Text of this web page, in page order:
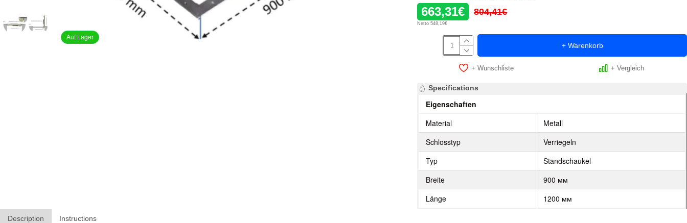
Auf Lager
663,31€ 804,41€
Netto 548,19€
+ Warenkorb
+ Wunschliste + Vergleich
Specifications
Eigenschaften
Material
Metall
Schlosstyp
Verriegeln
Typ
Standschaukel
Breite
900 мм
Länge
1200 мм
Description Instructions